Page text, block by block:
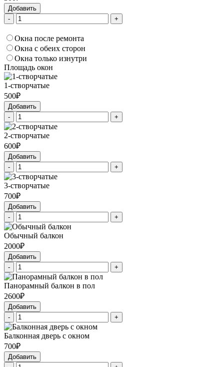
Добавить
-
+
Окна после ремонта
Окна с обеих сторон
Окна только изнутри
Площадь окон
1-створчатые
500₽
Добавить
-
+
2-створчатые
600₽
Добавить
-
+
3-створчатые
700₽
Добавить
-
+
Обычный балкон
2000₽
Добавить
-
+
Панорамный балкон в пол
2600₽
Добавить
-
+
Балконная дверь с окном
700₽
Добавить